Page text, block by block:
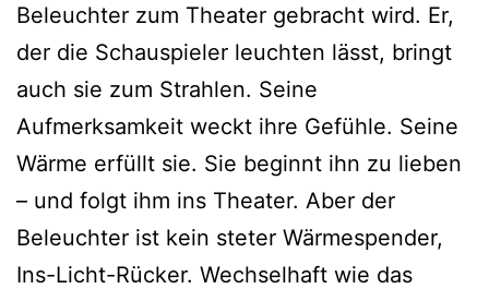
Beleuchter zum Theater gebracht wird. Er,
der die Schauspieler leuchten lässt, bringt
auch sie zum Strahlen. Seine
Aufmerksamkeit weckt ihre Gefühle. Seine
Wärme erfüllt sie. Sie beginnt ihn zu lieben
– und folgt ihm ins Theater. Aber der
Beleuchter ist kein steter Wärmespender,
Ins-Licht-Rücker. Wechselhaft wie das